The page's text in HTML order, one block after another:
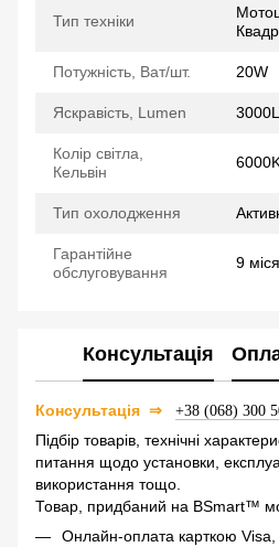
Тип техніки
Потужність, Ват/шт. 20W
Яскравість, Lumen
Колір світла,
Кельвін
Тип охолодження
Гарантійне
обслуговування
9
Консультація
Консультація ⇒ +38 (068) 300
Підбір товарів, технічні
питання щодо установки,
використання тощо.
Товар, придбаний на BSmart™
Онлайн-оплата карткою